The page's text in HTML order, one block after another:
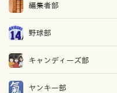
編集者部
野球部
キャンディーズ部
ヤンキー部